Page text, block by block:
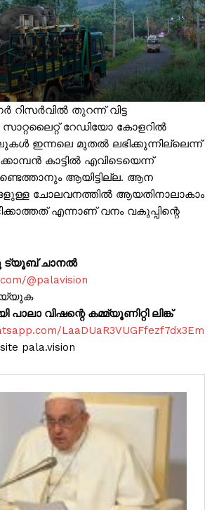
റിസർവിൽ തുറന്ന് വിട്ട
സാറ്റലൈറ്റ് റേഡിയോ കോളറിൽ
ഇന്നലെ മുതൽ ലഭിക്കുന്നില്ലെന്ന്
കാട്ടിൽ എവിടെയെന്ന്
ആയിട്ടില്ല. ആന
ചോലവനത്തിൽ ആയതിനാലാകാം
എന്നാണ് വനം വകുപ്പിന്റെ
ട്യൂബ് ചാനൽ
@palavision
പാലാ വിഷന്റെ കമ്മ്യൂണിറ്റി ലിങ്ക്
LaaDUaR3VUGFfezf7dx3Em
pala.vision